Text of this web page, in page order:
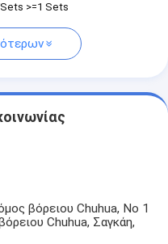
>=1 Sets
βόρειου Chuhua, Νο 1
Chuhua, Σαγκάη,